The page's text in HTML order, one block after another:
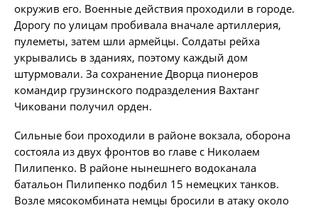
окружив его. Военные действия проходили в городе.
Дорогу по улицам пробивала вначале артиллерия,
пулеметы, затем шли армейцы. Солдаты рейха
укрывались в зданиях, поэтому каждый дом
штурмовали. За сохранение Дворца пионеров
командир грузинского подразделения Вахтанг
Чиковани получил орден.
Сильные бои проходили в районе вокзала, оборона
состояла из двух фронтов во главе с Николаем
Пилипенко. В районе нынешнего водоканала
батальон Пилипенко подбил 15 немецких танков.
Возле мясокомбината немцы бросили в атаку около